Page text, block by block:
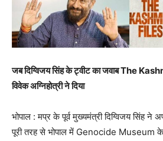
जब दिग्विजय सिंह के ट्वीट का जवाब The
विवेक अग्निहोत्री ने दिया
भोपाल : मप्र के पूर्व मुख्यमंत्री दिग्विजय सिंह ने
पूरी तरह से भोपाल में Genocide Museum